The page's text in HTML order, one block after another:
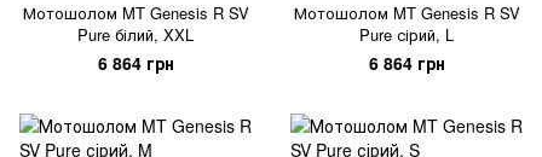
Мотошолом MT Genesis R SV
Pure білий, XXL
6 864 грн
Мотошолом MT Genesis R SV
Pure сірий, L
6 864 грн